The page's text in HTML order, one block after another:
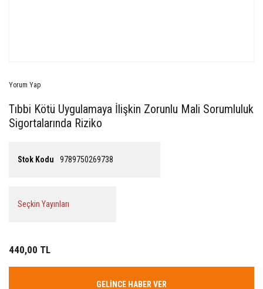
Yorum Yap
Tıbbi Kötü Uygulamaya İlişkin Zorunlu Mali Sorumluluk
Sigortalarında Riziko
Stok Kodu 9789750269738
Seçkin Yayınları
440,00 TL
GELİNCE HABER VER